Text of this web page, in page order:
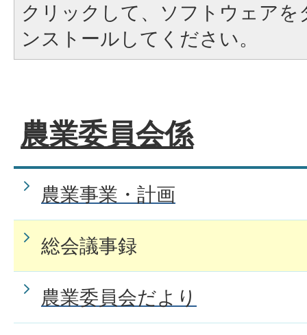
クリックして、ソフトウェア
ンストールしてください。
農業委員会係
農業事業・計画
総会議事録
農業委員会だより